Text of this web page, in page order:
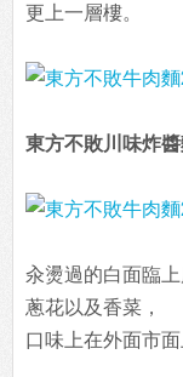
更上一層樓。
東方不敗川味炸
汆燙過的白面臨
蔥花以及香菜，
口味上在外面市